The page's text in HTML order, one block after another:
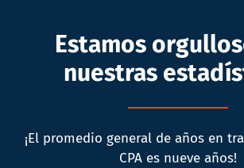
Estamos
nuestras
¡El promedio general de años en
CPA es nueve años!